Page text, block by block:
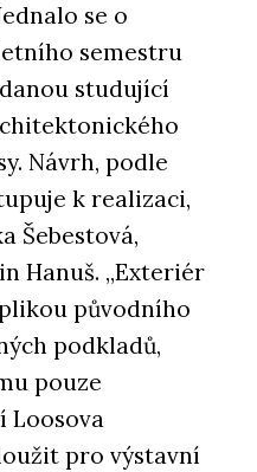
se o
semestru
studující
Návrh, podle
k realizaci,
Šebestová,
Hanuš. „Exteriér
původního
podkladů,
pouze
Loosova
pro výstavní